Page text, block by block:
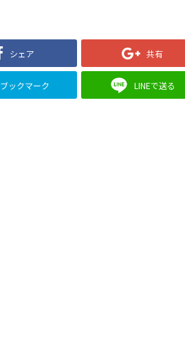
シェア 共有
ブックマーク LINEで送る